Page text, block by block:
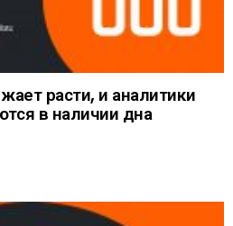
расти, и аналитики
в наличии дна